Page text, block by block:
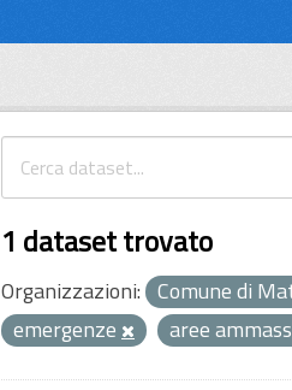
1 dataset trovato
Organizzazioni: Comune di
emergenze
aree